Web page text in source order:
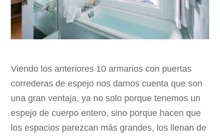
Viendo los anteriores 10 armarios con puertas
correderas de espejo nos damos cuenta que son
una gran ventaja, ya no solo porque tenemos un
espejo de cuerpo entero, sino porque hacen que
los espacios parezcan más grandes, los llenan de